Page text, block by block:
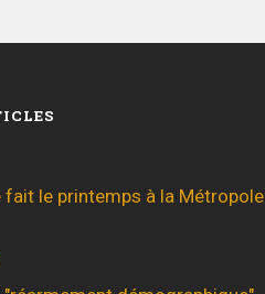
le printemps à la Métropole